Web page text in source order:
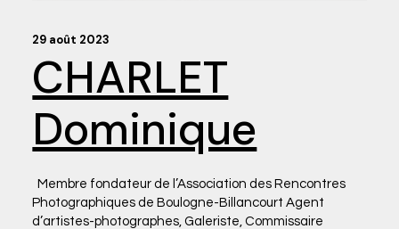
29 août 2023
CHARLET
Dominique
Membre fondateur de l’Association des Rencontres
Photographiques de Boulogne-Billancourt Agent
d’artistes-photographes, Galeriste, Commissaire